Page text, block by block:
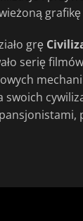
grę
serię
swoich